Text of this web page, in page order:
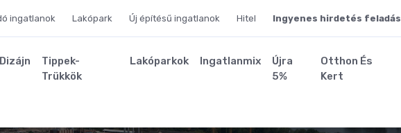
ingatlanok Lakópark Új építésű ingatlanok Hitel Ingyenes hirdetés feladás
Dizájn
Tippek-
Trükkök
Lakóparkok Ingatlanmix
Újra
5%
Otthon És
Kert